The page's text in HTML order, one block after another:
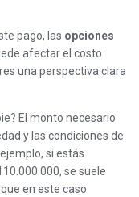
pago, las opciones
afectar el costo
una perspectiva clara
El monto necesario
y las condiciones de
si estás
se suele
en este caso